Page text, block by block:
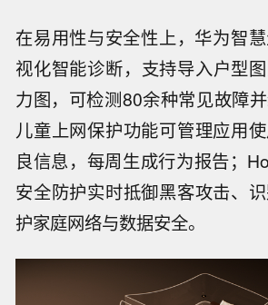
在易用性与安全性上，华为智
视化智能诊断，支持导入户型
力图，可检测80余种常见故障并
儿童上网保护功能可管理应用
良信息，每周生成行为报告；
安全防护实时抵御黑客攻击、
护家庭网络与数据安全。